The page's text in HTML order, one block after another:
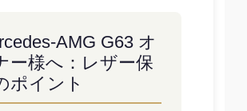
AMG G63 オ
ー様へ：レザー保
ポイント